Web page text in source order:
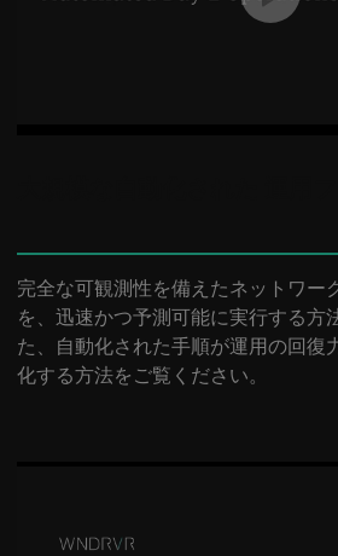
完全な可観測性を備えたネットワー
を、迅速かつ予測可能に実行する方
た、自動化された手順が運用の回復
化する方法をご覧ください。